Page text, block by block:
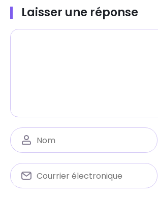
Laisser une réponse